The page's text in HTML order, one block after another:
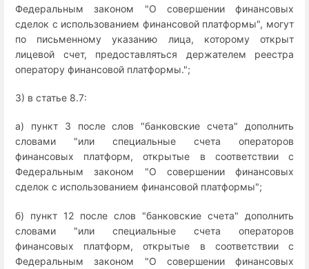
Федеральным законом "О совершении финансовых
сделок с использованием финансовой платформы", могут
по письменному указанию лица, которому открыт
лицевой счет, предоставляться держателем реестра
оператору финансовой платформы.";
3) в статье 8.7:
а) пункт 3 после слов "банковские счета" дополнить
словами "или специальные счета операторов
финансовых платформ, открытые в соответствии с
Федеральным законом "О совершении финансовых
сделок с использованием финансовой платформы";
б) пункт 12 после слов "банковские счета" дополнить
словами "или специальные счета операторов
финансовых платформ, открытые в соответствии с
Федеральным законом "О совершении финансовых